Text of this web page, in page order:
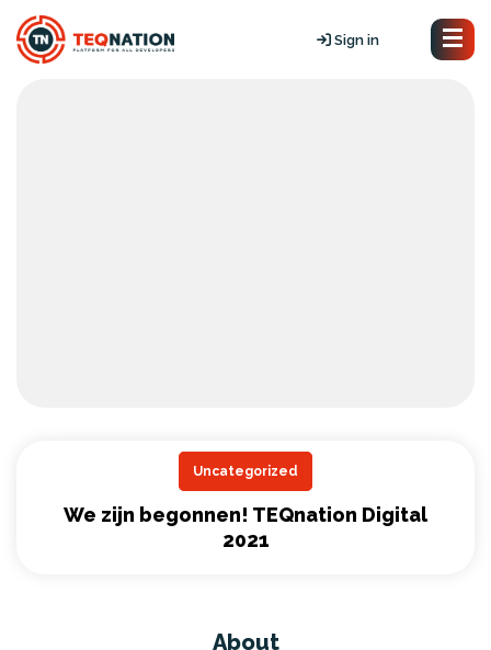
Sign in
Uncategorized
We zijn begonnen! TEQnation Digital
2021
About